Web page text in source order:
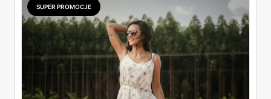
SUPER PROMOCJE